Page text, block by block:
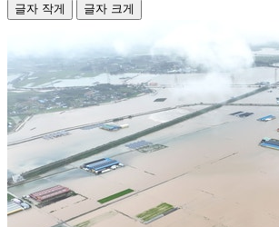
글자 작게 글자 크게